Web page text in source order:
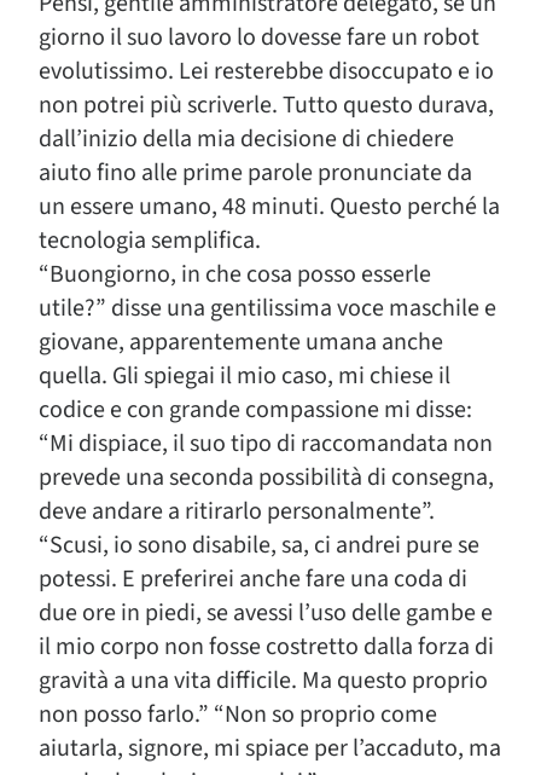
giorno il suo lavoro lo dovesse fare un robot
evolutissimo. Lei resterebbe disoccupato e io
non potrei più scriverle. Tutto questo durava,
dall’inizio della mia decisione di chiedere
aiuto fino alle prime parole pronunciate da
un essere umano, 48 minuti. Questo perché la
tecnologia semplifica.
“Buongiorno, in che cosa posso esserle
utile?” disse una gentilissima voce maschile e
giovane, apparentemente umana anche
quella. Gli spiegai il mio caso, mi chiese il
codice e con grande compassione mi disse:
“Mi dispiace, il suo tipo di raccomandata non
prevede una seconda possibilità di consegna,
deve andare a ritirarlo personalmente”.
“Scusi, io sono disabile, sa, ci andrei pure se
potessi. E preferirei anche fare una coda di
due ore in piedi, se avessi l’uso delle gambe e
il mio corpo non fosse costretto dalla forza di
gravità a una vita difficile. Ma questo proprio
non posso farlo.” “Non so proprio come
aiutarla, signore, mi spiace per l’accaduto, ma